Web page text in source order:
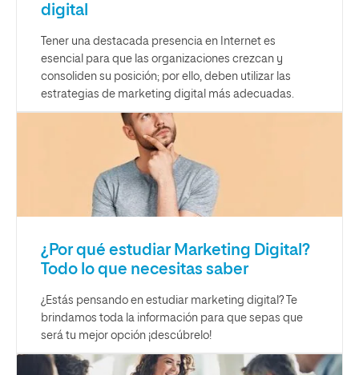
digital
Tener una destacada presencia en Internet es
esencial para que las organizaciones crezcan y
consoliden su posición; por ello, deben utilizar las
estrategias de marketing digital más adecuadas.
¿Por qué estudiar Marketing Digital?
Todo lo que necesitas saber
¿Estás pensando en estudiar marketing digital? Te
brindamos toda la información para que sepas que
será tu mejor opción ¡descúbrelo!